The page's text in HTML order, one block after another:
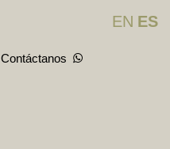
Contáctanos
EN ES